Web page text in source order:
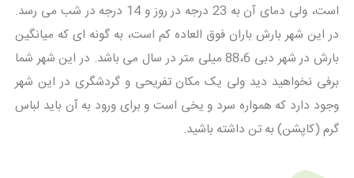
است، ولی دمای آن به 23 درجه در روز و 14 درجه در شب می رسد.
در این شهر بارش باران فوق العاده کم است، به گونه ای که میانگین
بارش در شهر دبی 88،6 میلی متر در سال می باشد. در این شهر شما
برفی نخواهید دید ولی یک مکان تفریحی و گردشگری در این شهر
وجود دارد که همواره سرد و یخی است و برای ورود به آن باید لباس
گرم (کاپشن) به تن داشته باشید.